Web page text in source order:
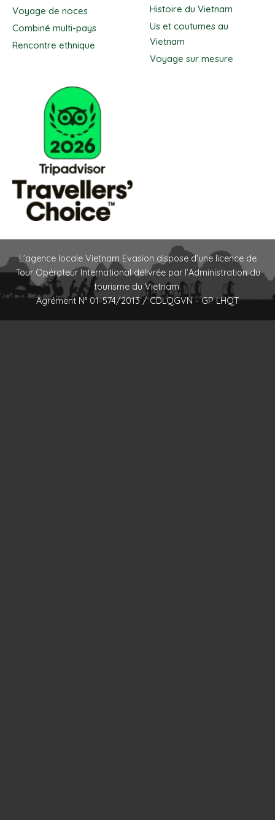
Voyage de noces
Combiné multi-pays
Rencontre ethnique
Histoire du Vietnam
Us et coutumes au
Vietnam
Voyage sur mesure
L’agence locale Vietnam Evasion dispose d’une licence de
Tour Opérateur International délivrée par l’Administration du
tourisme du Vietnam.
Agrément N° 01-574/2013 / CDLQGVN - GP LHQT